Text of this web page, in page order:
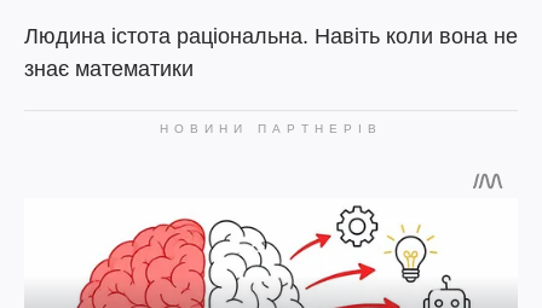
Людина істота раціональна. Навіть коли вона не
знає математики